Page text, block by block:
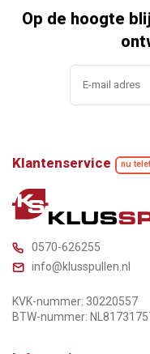
Op de hoogte
Klantenservice nu
0570-626255
info@klusspullen.nl
KVK-nummer: 30220557
BTW-nummer: